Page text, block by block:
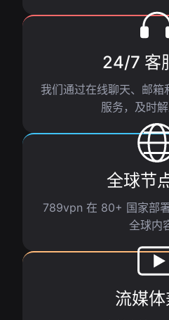
24/7 客
我们通过在线聊天、邮
服务，及时解
全球节
789vpn 在 80+ 国家部
全球内
流媒